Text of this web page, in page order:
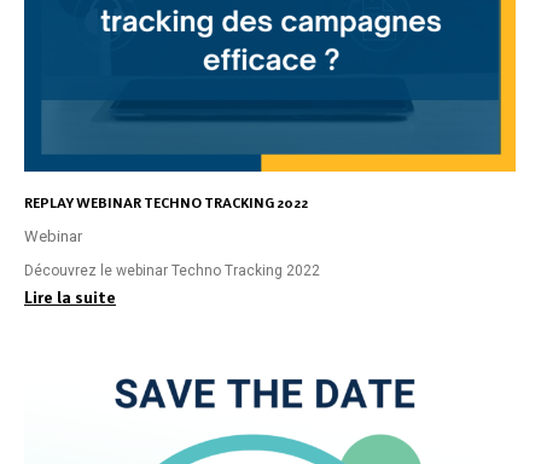
REPLAY WEBINAR TECHNO TRACKING 2022
Webinar
Découvrez le webinar Techno Tracking 2022
Lire la suite